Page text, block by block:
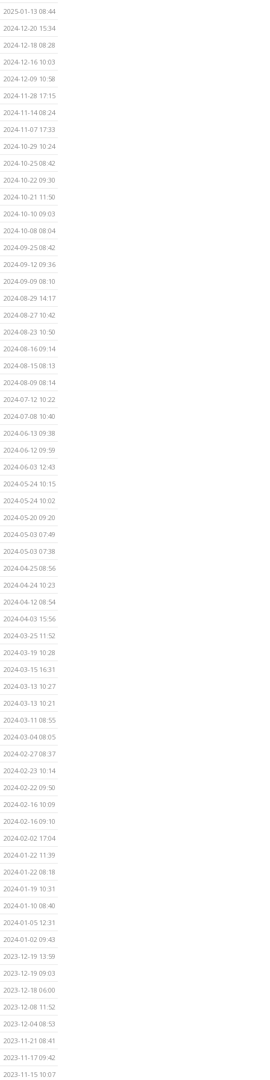
2025-01-13 08:44
2024-12-20 15:34
2024-12-18 08:28
2024-12-16 10:03
2024-12-09 10:58
2024-11-28 17:15
2024-11-14 08:24
2024-11-07 17:33
2024-10-29 10:24
2024-10-25 08:42
2024-10-22 09:30
2024-10-21 11:50
2024-10-10 09:03
2024-10-08 08:04
2024-09-25 08:42
2024-09-12 09:36
2024-09-09 08:10
2024-08-29 14:17
2024-08-27 10:42
2024-08-23 10:50
2024-08-16 09:14
2024-08-15 08:13
2024-08-09 08:14
2024-07-12 10:22
2024-07-08 10:40
2024-06-13 09:38
2024-06-12 09:59
2024-06-03 12:43
2024-05-24 10:15
2024-05-24 10:02
2024-05-20 09:20
2024-05-03 07:49
2024-05-03 07:38
2024-04-25 08:56
2024-04-24 10:23
2024-04-12 08:54
2024-04-03 15:56
2024-03-25 11:52
2024-03-19 10:28
2024-03-15 16:31
2024-03-13 10:27
2024-03-13 10:21
2024-03-11 08:55
2024-03-04 08:05
2024-02-27 08:37
2024-02-23 10:14
2024-02-22 09:50
2024-02-16 10:09
2024-02-16 09:10
2024-02-02 17:04
2024-01-22 11:39
2024-01-22 08:18
2024-01-19 10:31
2024-01-10 08:40
2024-01-05 12:31
2024-01-02 09:43
2023-12-19 13:59
2023-12-19 09:03
2023-12-18 06:00
2023-12-08 11:52
2023-12-04 08:53
2023-11-21 08:41
2023-11-17 09:42
2023-11-15 10:07